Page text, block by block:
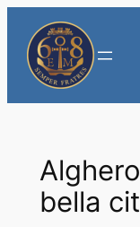
contenuto
bella